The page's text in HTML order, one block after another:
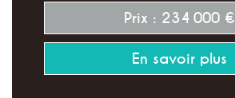
Prix : 234 000 €
En savoir plus